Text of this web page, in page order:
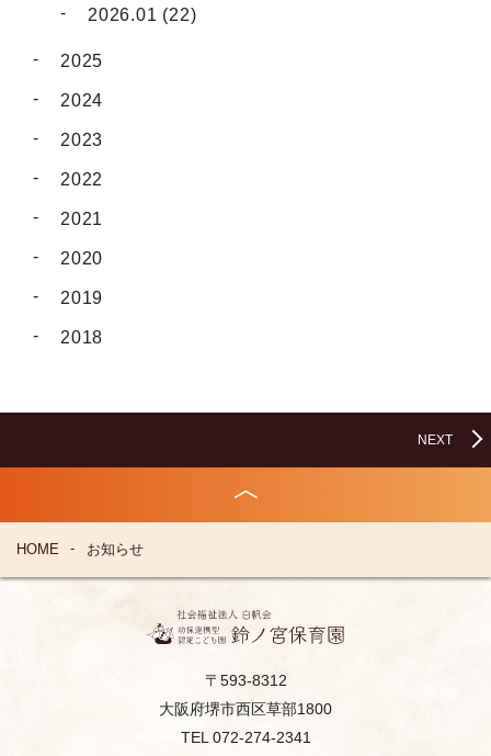
2026.01 (22)
2025
2024
2023
2022
2021
2020
2019
2018
NEXT
HOME お知らせ
〒593-8312
大阪府堺市西区草部1800
TEL 072-274-2341